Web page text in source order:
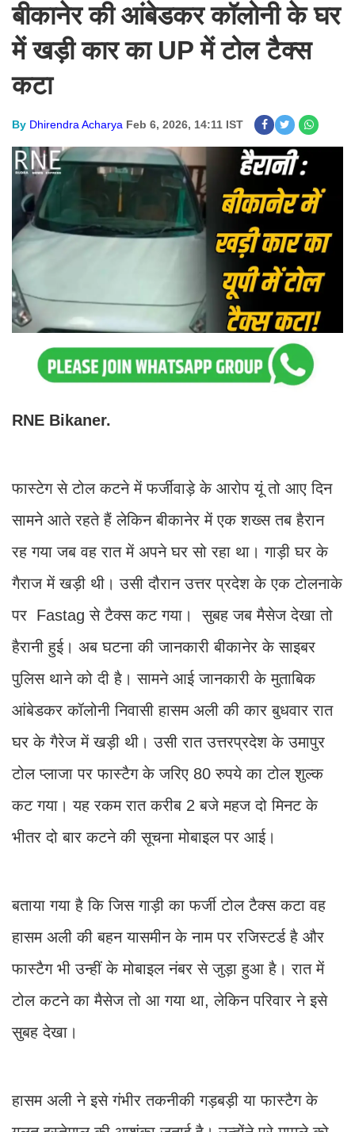
बीकानेर की आंबेडकर कॉलोनी के घर
में खड़ी कार का UP में टोल टैक्स
कटा
By Dhirendra Acharya Feb 6, 2026, 14:11 IST
RNE Bikaner.
फास्टेग से टोल कटने में फर्जीवाड़े के आरोप यूं तो आए दिन
सामने आते रहते हैं लेकिन बीकानेर में एक शख्स तब हैरान
रह गया जब वह रात में अपने घर सो रहा था। गाड़ी घर के
गैराज में खड़ी थी। उसी दौरान उत्तर प्रदेश के एक टोलनाके
पर Fastag से टैक्स कट गया। सुबह जब मैसेज देखा तो
हैरानी हुई। अब घटना की जानकारी बीकानेर के साइबर
पुलिस थाने को दी है। सामने आई जानकारी के मुताबिक
आंबेडकर कॉलोनी निवासी हासम अली की कार बुधवार रात
घर के गैरेज में खड़ी थी। उसी रात उत्तरप्रदेश के उमापुर
टोल प्लाजा पर फास्टैग के जरिए 80 रुपये का टोल शुल्क
कट गया। यह रकम रात करीब 2 बजे महज दो मिनट के
भीतर दो बार कटने की सूचना मोबाइल पर आई।
बताया गया है कि जिस गाड़ी का फर्जी टोल टैक्स कटा वह
हासम अली की बहन यासमीन के नाम पर रजिस्टर्ड है और
फास्टैग भी उन्हीं के मोबाइल नंबर से जुड़ा हुआ है। रात में
टोल कटने का मैसेज तो आ गया था, लेकिन परिवार ने इसे
सुबह देखा।
हासम अली ने इसे गंभीर तकनीकी गड़बड़ी या फास्टैग के